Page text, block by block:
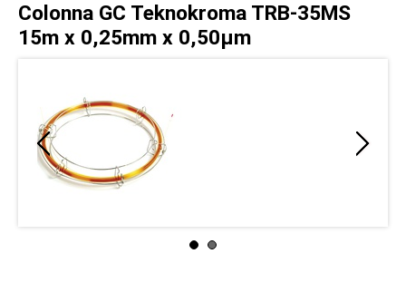
Colonna GC Teknokroma TRB-35MS
15m x 0,25mm x 0,50µm